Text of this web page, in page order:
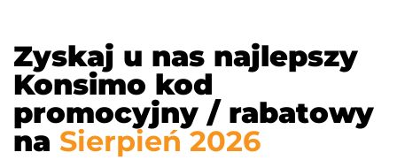
Zyskaj u nas najlepszy
Konsimo kod
promocyjny / rabatowy
na Sierpień 2026